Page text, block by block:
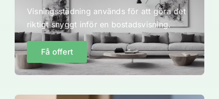
Visningsstädning används för att göra det
riktigt snyggt inför en bostadsvisning.
Få offert